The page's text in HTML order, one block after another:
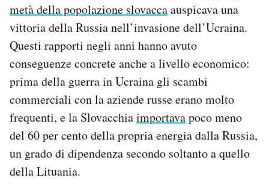
metà della popolazione slovaccaauspicava una
vittoria della Russia nell’invasione dell’Ucraina.
Questi rapporti negli anni hanno avuto
conseguenze concrete anche a livello economico:
prima della guerra in Ucraina gli scambi
commerciali con la aziende russe erano molto
frequenti, e la Slovacchiaimportavapoco meno
del 60 per cento della propria energia dalla Russia,
un grado di dipendenza secondo soltanto a quello
della Lituania.